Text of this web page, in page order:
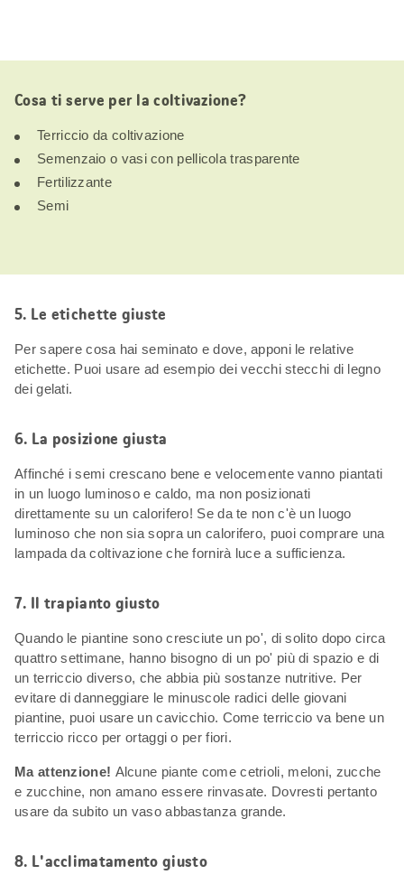
Cosa ti serve per la coltivazione?
Terriccio da coltivazione
Semenzaio o vasi con pellicola trasparente
Fertilizzante
Semi
5. Le etichette giuste
Per sapere cosa hai seminato e dove, apponi le relative
etichette. Puoi usare ad esempio dei vecchi stecchi di legno
dei gelati.
6. La posizione giusta
Affinché i semi crescano bene e velocemente vanno piantati
in un luogo luminoso e caldo, ma non posizionati
direttamente su un calorifero! Se da te non c'è un luogo
luminoso che non sia sopra un calorifero, puoi comprare una
lampada da coltivazione che fornirà luce a sufficienza.
7. Il trapianto giusto
Quando le piantine sono cresciute un po', di solito dopo circa
quattro settimane, hanno bisogno di un po' più di spazio e di
un terriccio diverso, che abbia più sostanze nutritive. Per
evitare di danneggiare le minuscole radici delle giovani
piantine, puoi usare un cavicchio. Come terriccio va bene un
terriccio ricco per ortaggi o per fiori.
Ma attenzione! Alcune piante come cetrioli, meloni, zucche
e zucchine, non amano essere rinvasate. Dovresti pertanto
usare da subito un vaso abbastanza grande.
8. L'acclimatamento giusto